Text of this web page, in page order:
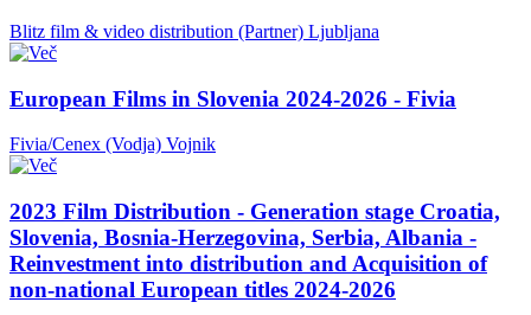
Blitz film & video distribution (Partner) Ljubljana
European Films in Slovenia 2024-2026 - Fivia
Fivia/Cenex (Vodja) Vojnik
2023 Film Distribution - Generation stage Croatia,
Slovenia, Bosnia-Herzegovina, Serbia, Albania -
Reinvestment into distribution and Acquisition of
non-national European titles 2024-2026